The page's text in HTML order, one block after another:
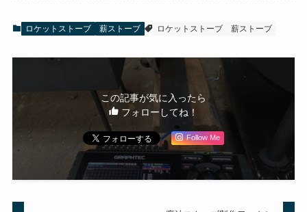
ロケットストーブ 薪ストーブ ロケットストーブ 薪ストーブ
この記事が気に入ったら
フォローしてね！
Follow Me